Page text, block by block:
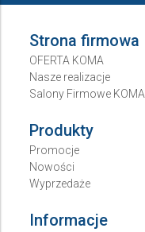
Strona firmowa
OFERTA KOMA
Nasze realizacje
Salony Firmowe KOMA
Produkty
Promocje
Nowości
Wyprzedaże
Informacje